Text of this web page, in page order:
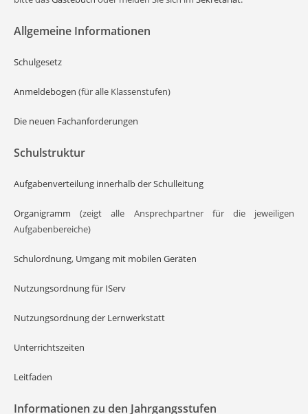
Allgemeine Informationen
Schulgesetz
Anmeldebogen (für alle Klassenstufen)
Die neuen Fachanforderungen
Schulstruktur
Aufgabenverteilung innerhalb der Schulleitung
Organigramm (zeigt alle Ansprechpartner für die jeweiligen
Aufgabenbereiche)
Schulordnung, Umgang mit mobilen Geräten
Nutzungsordnung für IServ
Nutzungsordnung der Lernwerkstatt
Unterrichtszeiten
Leitfaden
Informationen zu den Jahrgangsstufen